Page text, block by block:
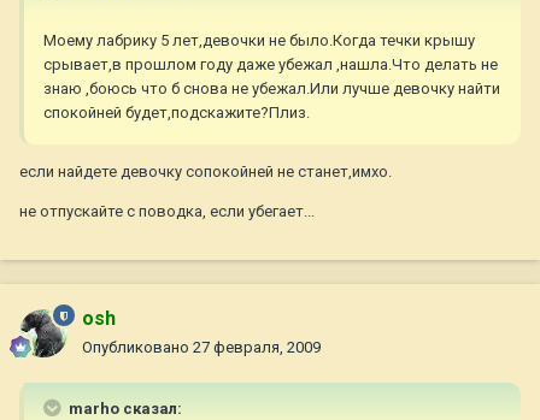
Моему лабрику 5 лет,девочки не было.Когда течки крышу
срывает,в прошлом году даже убежал ,нашла.Что делать не
знаю ,боюсь что б снова не убежал.Или лучше девочку найти
спокойней будет,подскажите?Плиз.
если найдете девочку сопокойней не станет,имхо.
не отпускайте с поводка, если убегает...
osh
Опубликовано 27 февраля, 2009
marho сказал: